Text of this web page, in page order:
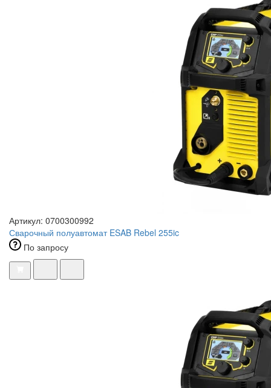
Артикул: 0700300992
Сварочный полуавтомат ESAB Rebel 255ic
По запросу